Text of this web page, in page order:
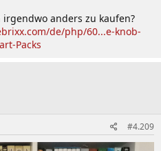
anders zu kaufen?
de/php/60...e-knob-
Packs
#4.209